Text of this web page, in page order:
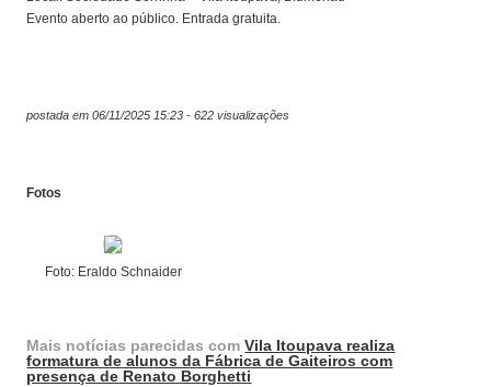
Evento aberto ao público. Entrada gratuita.
postada em 06/11/2025 15:23 - 622 visualizações
Fotos
Foto: Eraldo Schnaider
Mais notícias parecidas comVila Itoupava realiza
formatura de alunos da Fábrica de Gaiteiros com
presença de Renato Borghetti